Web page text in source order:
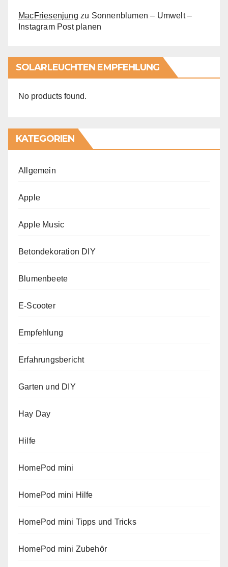
MacFriesenjung zu Sonnenblumen – Umwelt –
Instagram Post planen
SOLARLEUCHTEN EMPFEHLUNG
No products found.
KATEGORIEN
Allgemein
Apple
Apple Music
Betondekoration DIY
Blumenbeete
E-Scooter
Empfehlung
Erfahrungsbericht
Garten und DIY
Hay Day
Hilfe
HomePod mini
HomePod mini Hilfe
HomePod mini Tipps und Tricks
HomePod mini Zubehör